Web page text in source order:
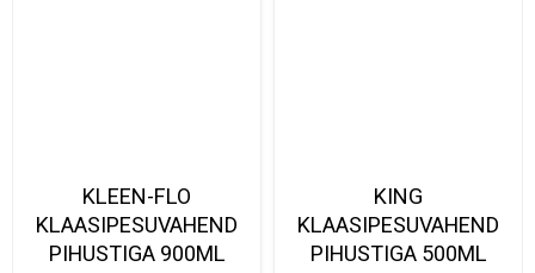
KLEEN-FLO
KLAASIPESUVAHEND
PIHUSTIGA 900ML
KING
KLAASIPESUVAHEND
PIHUSTIGA 500ML